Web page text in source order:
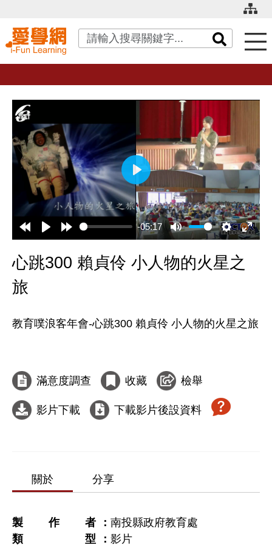
關鍵字搜尋
-05:17
播
放
心跳300 賴貞伶 小人物的火星之
旅
教育噗浪客年會-心跳300 賴貞伶 小人物的火星之旅
滿意度調查 收藏 檢舉
影片下載 下載影片後設資料
關於 分享
製作者
南投縣政府教育處
類型
影片